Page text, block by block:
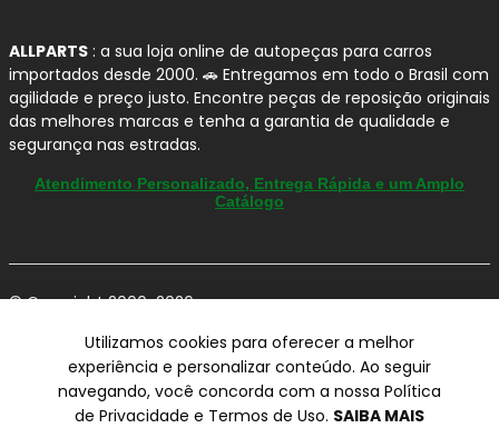
ALLPARTS : a sua loja online de autopeças para carros
importados desde 2000. 🚗 Entregamos em todo o Brasil com
agilidade e preço justo. Encontre peças de reposição originais
das melhores marcas e tenha a garantia de qualidade e
segurança nas estradas.
Atendimento Personalizado, Entrega Rápida e um Amplo
Catálogo
© Copyright 2000-2026
CNPJ 03.724.695/0001-42 - Av. Avelino Capellato, 450 - Santa
Claudina - Vinhedo/SP - CEP 13284-480.
Preços, condições de pagamento e frete exclusivos para compras via
Utilizamos cookies para oferecer a melhor
experiência e personalizar conteúdo. Ao seguir
navegando, você concorda com a nossa Política
de Privacidade e Termos de Uso. SAIBA MAIS